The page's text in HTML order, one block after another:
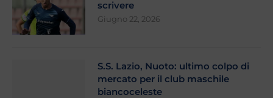
scrivere
Giugno 22, 2026
S.S. Lazio, Nuoto: ultimo colpo di
mercato per il club maschile
biancoceleste